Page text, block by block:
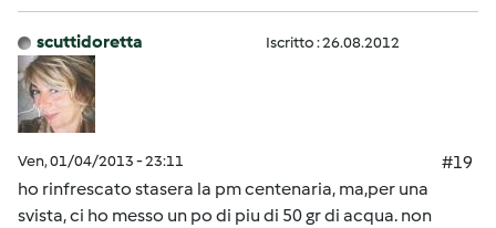
scuttidoretta Iscritto : 26.08.2012
Ven, 01/04/2013 - 23:11
#19
ho rinfrescato stasera la pm centenaria, ma,per una
svista, ci ho messo un po di piu di 50 gr di acqua. non